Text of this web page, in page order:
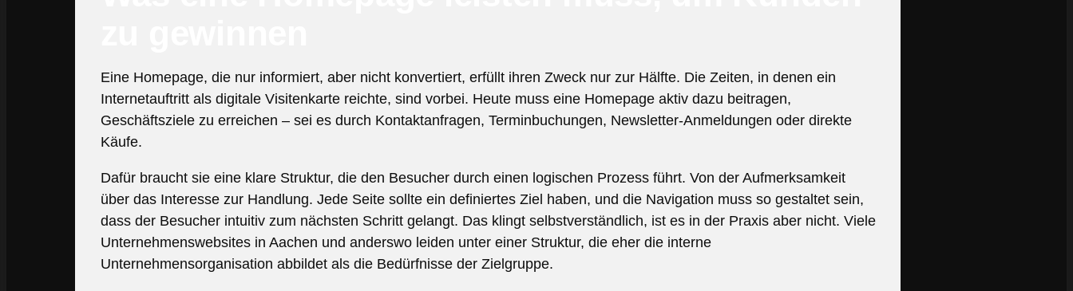
Eine Homepage, die nur informiert, aber nicht konvertiert, erfüllt ihren Zweck nur zur Hälfte. Die Zeiten, in denen ein
Internetauftritt als digitale Visitenkarte reichte, sind vorbei. Heute muss eine Homepage aktiv dazu beitragen,
Geschäftsziele zu erreichen – sei es durch Kontaktanfragen, Terminbuchungen, Newsletter-Anmeldungen oder direkte
Käufe.
Dafür braucht sie eine klare Struktur, die den Besucher durch einen logischen Prozess führt. Von der Aufmerksamkeit
über das Interesse zur Handlung. Jede Seite sollte ein definiertes Ziel haben, und die Navigation muss so gestaltet sein,
dass der Besucher intuitiv zum nächsten Schritt gelangt. Das klingt selbstverständlich, ist es in der Praxis aber nicht. Viele
Unternehmenswebsites in Aachen und anderswo leiden unter einer Struktur, die eher die interne
Unternehmensorganisation abbildet als die Bedürfnisse der Zielgruppe.